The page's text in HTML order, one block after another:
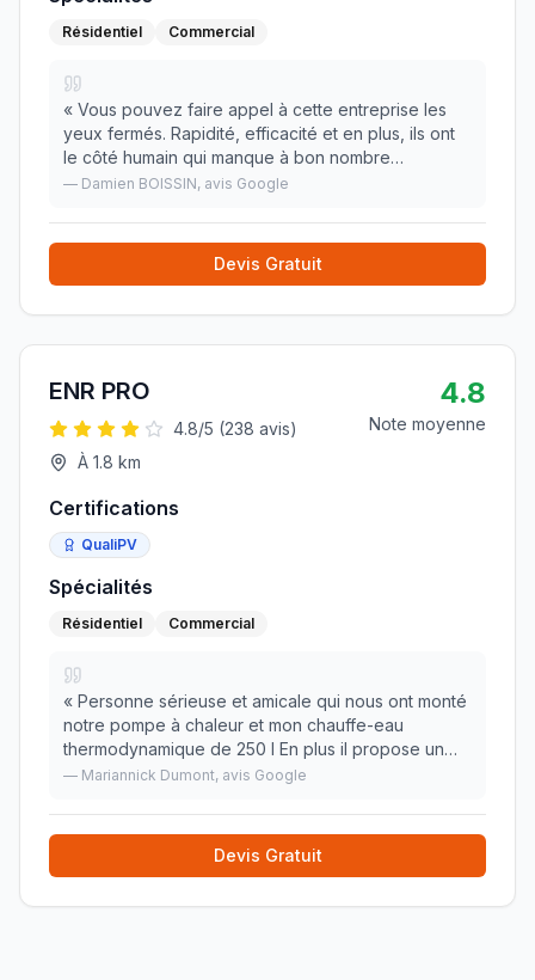
Résidentiel Commercial
« Vous pouvez faire appel à cette entreprise les
yeux fermés. Rapidité, efficacité et en plus, ils ont
le côté humain qui manque à bon nombre
d'entreprise. Merci encore»
— Damien BOISSIN, avis Google
Devis Gratuit
ENR PRO
4.8/5 (238 avis)
À 1.8 km
4.8
Note moyenne
Certifications
QualiPV
Spécialités
Résidentiel Commercial
« Personne sérieuse et amicale qui nous ont monté
notre pompe à chaleur et mon chauffe-eau
thermodynamique de 250 l En plus il propose un
contrat d'entretien c'est cool plus besoin de
l'entretien de»
— Mariannick Dumont, avis Google
Devis Gratuit